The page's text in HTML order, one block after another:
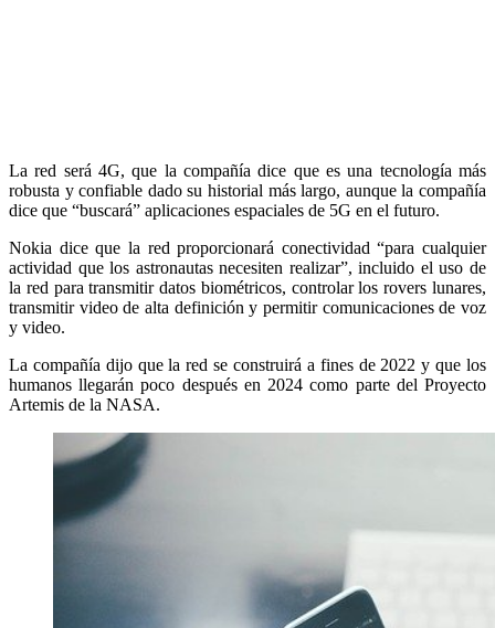
La red será 4G, que la compañía dice que es una tecnología más
robusta y confiable dado su historial más largo, aunque la compañía
dice que “buscará” aplicaciones espaciales de 5G en el futuro.
Nokia dice que la red proporcionará conectividad “para cualquier
actividad que los astronautas necesiten realizar”, incluido el uso de
la red para transmitir datos biométricos, controlar los rovers lunares,
transmitir video de alta definición y permitir comunicaciones de voz
y video.
La compañía dijo que la red se construirá a fines de 2022 y que los
humanos llegarán poco después en 2024 como parte del Proyecto
Artemis de la NASA.